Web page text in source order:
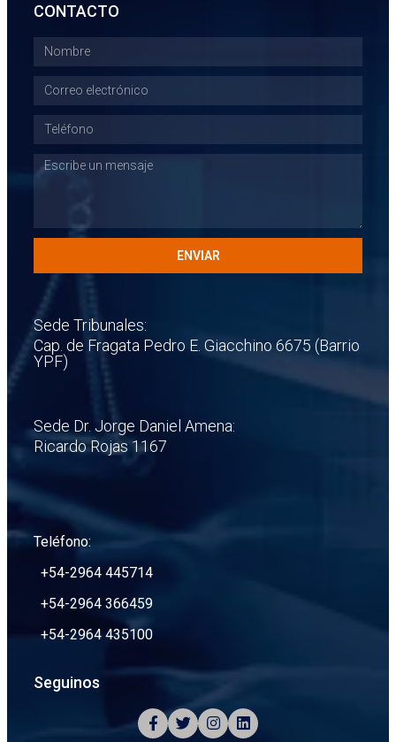
CONTACTO
ENVIAR
Sede Tribunales:
Cap. de Fragata Pedro E. Giacchino 6675 (Barrio
YPF)
Sede Dr. Jorge Daniel Amena:
Ricardo Rojas 1167
Teléfono:
+54-2964 445714
+54-2964 366459
+54-2964 435100
Seguinos